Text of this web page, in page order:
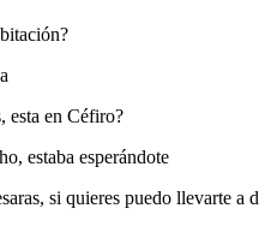
esta en Céfiro?
estaba esperándote
si quieres puedo llevarte a